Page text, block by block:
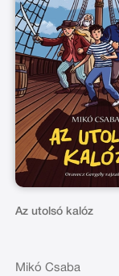
Az utolsó kalóz
Mikó Csaba